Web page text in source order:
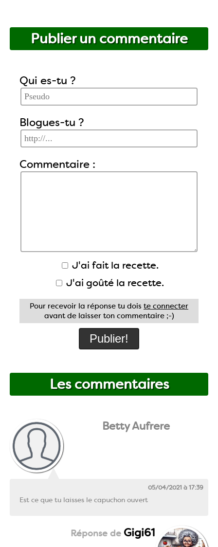
Publier un commentaire
Qui es-tu ?
Blogues-tu ?
Commentaire :
J'ai fait la recette.
J'ai goûté la recette.
Pour recevoir la réponse tu dois te connecter
avant de laisser ton commentaire ;-)
Les commentaires
Betty Aufrere
05/04/2021 à 17:39
Est ce que tu laisses le capuchon ouvert
Gigi61